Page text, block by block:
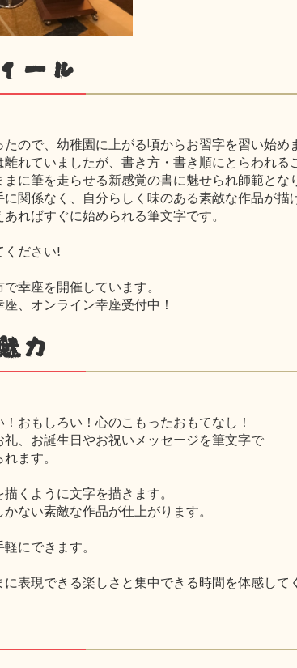
ール
ので、幼稚園に上がる頃からお習字を習い始め
れていましたが、書き方・書き順にとらわれる
まに筆を走らせる新感覚の書に魅せられ師範とな
関係なく、自分らしく味のある素敵な作品が描
ればすぐに始められる筆文字です。
ください!
幸座を開催しています。
、オンライン幸座受付中！
力
おもしろい！心のこもったおもてなし！
礼、お誕生日やお祝いメッセージを筆文字で
ます。
くように文字を描きます。
ない素敵な作品が仕上がります。
にできます。
に表現できる楽しさと集中できる時間を体感して